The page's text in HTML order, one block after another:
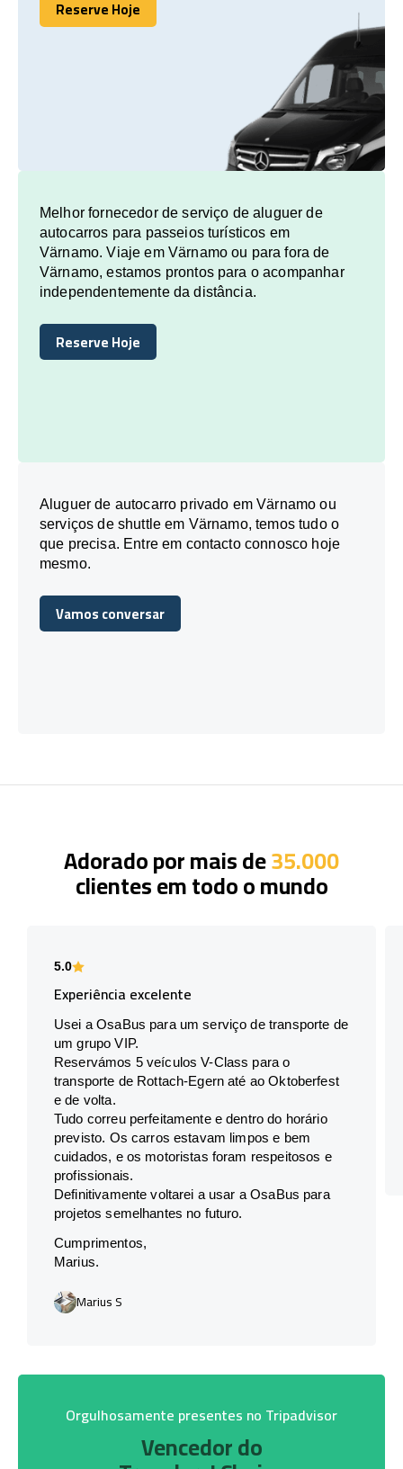
Reserve Hoje
Reserve Hoje
Melhor fornecedor de serviço de aluguer de
autocarros para passeios turísticos em
Värnamo. Viaje em Värnamo ou para fora de
Värnamo, estamos prontos para o acompanhar
independentemente da distância.
Reserve Hoje
Reserve Hoje
Aluguer de autocarro privado em Värnamo ou
serviços de shuttle em Värnamo, temos tudo o
que precisa. Entre em contacto connosco hoje
mesmo.
Vamos conversar
Vamos conversar
Adorado por mais de35.000
clientes em todo o mundo
5.0
Experiência excelente
Usei a OsaBus para um serviço de transporte de
um grupo VIP.
Reservámos 5 veículos V-Class para o
transporte de Rottach-Egern até ao Oktoberfest
e de volta.
Tudo correu perfeitamente e dentro do horário
previsto. Os carros estavam limpos e bem
cuidados, e os motoristas foram respeitosos e
profissionais.
Definitivamente voltarei a usar a OsaBus para
projetos semelhantes no futuro.
Cumprimentos,
Marius.
Marius S
Orgulhosamente presentes no Tripadvisor
Vencedor do